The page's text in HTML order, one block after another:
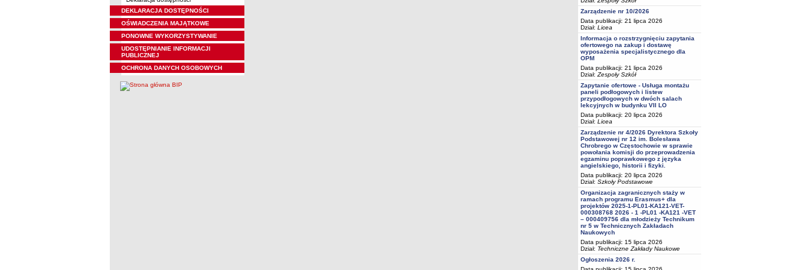
DEKLARACJA DOSTĘPNOŚCI
OŚWIADCZENIA MAJĄTKOWE
PONOWNE WYKORZYSTYWANIE
UDOSTĘPNIANIE INFORMACJI
PUBLICZNEJ
OCHRONA DANYCH OSOBOWYCH
Zarządzenie nr 10/2026
Data publikacji: 21 lipca 2026
Dział: Licea
Informacja o rozstrzygnięciu zapytania
ofertowego na zakup i dostawę
wyposażenia specjalistycznego dla
OPM
Data publikacji: 21 lipca 2026
Dział: Zespoły Szkół
Zapytanie ofertowe - Usługa montażu
paneli podłogowych i listew
przypodłogowych w dwóch salach
lekcyjnych w budynku VII LO
Data publikacji: 20 lipca 2026
Dział: Licea
Zarządzenie nr 4/2026 Dyrektora Szkoły
Podstawowej nr 12 im. Bolesława
Chrobrego w Częstochowie w sprawie
powołania komisji do przeprowadzenia
egzaminu poprawkowego z języka
angielskiego, historii i fizyki.
Data publikacji: 20 lipca 2026
Dział: Szkoły Podstawowe
Organizacja zagranicznych staży w
ramach programu Erasmus+ dla
projektów 2025-1-PL01-KA121-VET-
000308768 2026 - 1 -PL01 -KA121 -VET
– 000409756 dla młodzieży Technikum
nr 5 w Technicznych Zakładach
Naukowych
Data publikacji: 15 lipca 2026
Dział: Techniczne Zakłady Naukowe
Ogłoszenia 2026 r.